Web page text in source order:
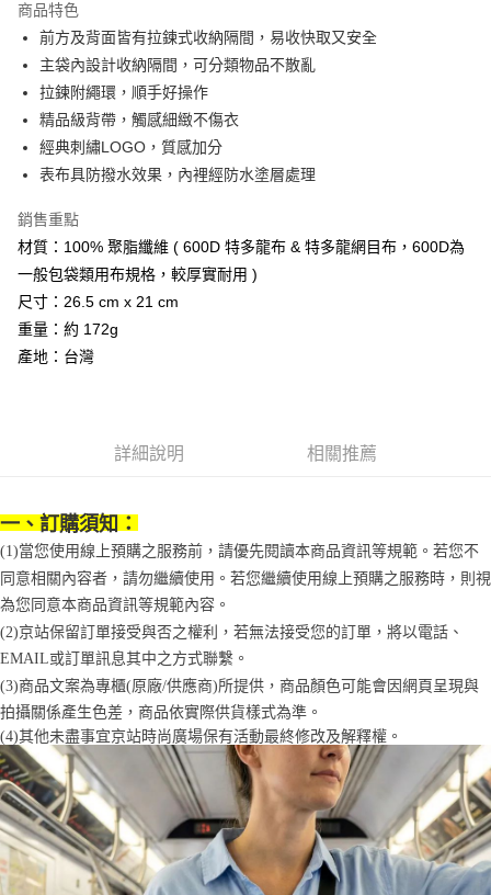
Google Pay
全盈+PAY
大哥付你分期
相關說明
【大哥付你分期使用說明】
1.本服務由台灣大哥大提供，台灣大哥大用戶可立即使用無須另外申請。
流程，驗證手機門號後，選擇欲分期的期數、繳款截止日，確認付款後即完
成交易。
3.實際核准額度、可分期數及費用金額請依後續交易確認頁面所載為準。
4.訂單成立30分鐘內，如未前往確認交易或遇審核未通過，訂單將自動取
消。如遇「轉專審核」未通過狀況，表示未達大哥付你分期系統評分，恕無
法說明評估內容。
【繳款方式說明】
1.分期款項不併入電信帳單，「大哥付你分期」於每月結算日後寄送繳費提
2.基於同意付款使用「大哥付你分期」之契約關係目的，商店將以您的個人
資料（包含姓名、電話或地址）提供予台灣大哥大進項蒐集、處理及利用，
由本公司與您本人進行分期帳單所需資料之確認、核對及更正。
3.完整用戶服務條款，請詳閱以下連結：https://oppay.tw/userRule
AFTEE先享後付
【關於「AFTEE先享後付」】
AFTEE先享後付是「在收到商品之後才付款」的支付方式。 讓您購物簡單
１．簡單：不需註冊會員、不需綁卡、不需儲值。
２．便利：只要手機號碼，簡訊認證，即可結帳。
３．安心：先確認商品／服務後，再付款。
【「AFTEE先享後付」結帳流程】
ATM／網路銀行／等多元方式進行付款，方視為交易完成。
後付繳納相關費用。
※ 交易是否成功請以「AFTEE先享後付 」之結帳頁面顯示為準，若有關於
是否繳費成功／繳費後需取消欲退款等相關疑問，請聯繫「AFTEE先享後付
客戶支援中心」 https://netprotections.freshdesk.com/support/home
【注意事項】
１．透過由恩沛科技股份有限公司提供之「AFTEE先享後付」服務完成之交
易，需依本服務之必要範圍內提供個人資料，並將交易相關給付款項請求債
權轉讓予恩沛科技股份有限公司。
２．關於個人資料處理事宜，請瀏覽以下網址：
https://aftee.tw/terms/#terms3
３．未成年的使用者請事先徵得法定代理人或監護人之同意方可使用
「AFTEE先享後付」，若未經同意申辦者引起之損失，本公司不負相關責
任。
４．使用「AFTEE先享後付」時，將依據個別帳號之用戶狀況，依本公司即
時審查核予不同之上限額度；若仍有額度不足之情形，本公司將視審查結果
請求用戶進行身份認證。
５．嚴禁一人註冊多個帳號或使用他人資訊註冊。若發現惡意使用之情形，
恩沛科技股份有限公司將有權停止該用戶之使用額度並採取法律行動。
ATM付款
運送方式
付款後全家取貨
每筆NT$70，滿NT$899(含以上)免運費
京站台北店客服中心(1F星巴克旁) 即日起不提供京站紙袋，取件時
免運費
商品特色
前方及背面皆有拉鍊式收納隔間，易收快取又安全
主袋內設計收納隔間，可分類物品不散亂
拉鍊附繩環，順手好操作
精品級背帶，觸感細緻不傷衣
經典刺繡LOGO，質感加分
表布具防撥水效果，內裡經防水塗層處理
銷售重點
材質：100% 聚脂纖維 ( 600D 特多龍布 & 特多龍網目布，600D為
一般包袋類用布規格，較厚實耐用 )
尺寸：26.5 cm x 21 cm
重量：約 172g
產地：台灣
詳細說明 相關推薦
一、訂購須知：
(1)當您使用線上預購之服務前，請優先閱讀本商品資訊等規範。若您不
同意相關內容者，請勿繼續使用。若您繼續使用線上預購之服務時，則視
為您同意本商品資訊等規範內容。
(2)京站保留訂單接受與否之權利，若無法接受您的訂單，將以電話、
EMAIL或訂單訊息其中之方式聯繫。
(3)商品文案為專櫃(原廠/供應商)所提供，商品顏色可能會因網頁呈現與
拍攝關係產生色差，商品依實際供貨樣式為準。
(4)其他未盡事宜京站時尚廣場保有活動最終修改及解釋權。